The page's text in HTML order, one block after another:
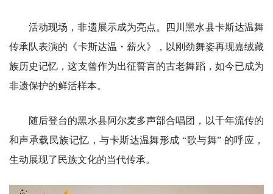
活动现场，非遗展示成为亮点。四川黑水县卡斯达温舞
传承队表演的《卡斯达温・薪火》，以刚劲舞姿再现嘉绒藏
族历史记忆，这支曾作为出征誓言的古老舞蹈，如今已成为
非遗保护的鲜活样本。
随后登台的黑水县阿尔麦多声部合唱团，以千年流传的
和声承载民族记忆，与卡斯达温舞形成 “歌与舞” 的呼应，
生动展现了民族文化的当代传承。